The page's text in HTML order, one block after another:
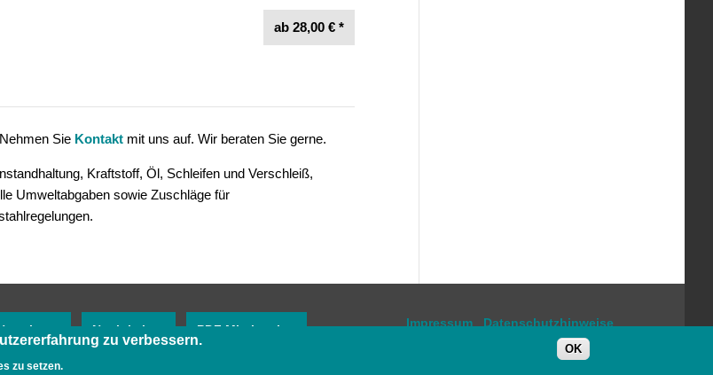
ab 28,00 € *
Sie Kontakt mit uns auf. Wir beraten Sie gerne.
Kraftstoff, Öl, Schleifen und Verschleiß,
Umweltabgaben sowie Zuschläge für
Neuigkeiten PDF Mietkatalog Impressum Datenschutzhinweise
zu verbessern.
zu setzen.
OK